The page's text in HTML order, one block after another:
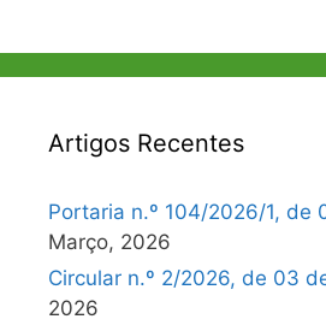
Artigos Recentes
Portaria n.º 104/2026/1, de
Março, 2026
Circular n.º 2/2026, de 03
2026